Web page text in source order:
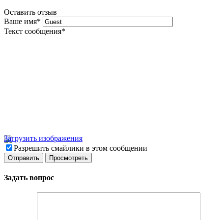
Оставить отзыв
Ваше имя*
Текст сообщения*
Загрузить изображения
Разрешить смайлики в этом сообщении
Задать вопрос